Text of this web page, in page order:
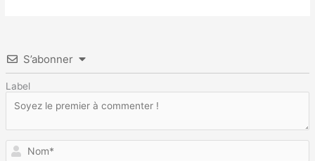
S’abonner
Label